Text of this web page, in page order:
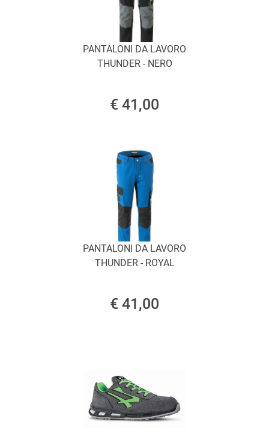
PANTALONI DA LAVORO
THUNDER - NERO
€ 41,00
PANTALONI DA LAVORO
THUNDER - ROYAL
€ 41,00